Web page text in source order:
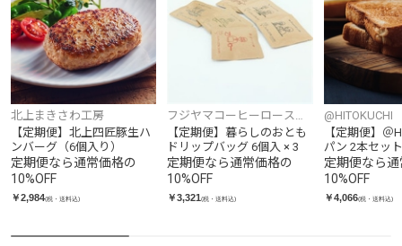
北上まきさわ工房
【定期便】北上四匠豚生ハ
ンバーグ（6個入り）
定期便なら通常価格の
10%OFF
￥2,984(税・送料込)
フジヤマコーヒーロースタ
ーズ
【定期便】暮らしのおとも
ドリップバッグ 6個入 × 3
定期便なら通常価格の
10%OFF
￥3,321(税・送料込)
@HITOKUCHI
【定期便】＠
パン 2本セット
定期便なら
10%OFF
￥4,066(税・送料込)